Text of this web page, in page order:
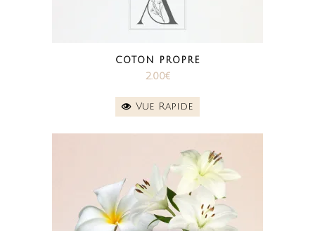
COTON PROPRE
2.00€
Vue Rapide